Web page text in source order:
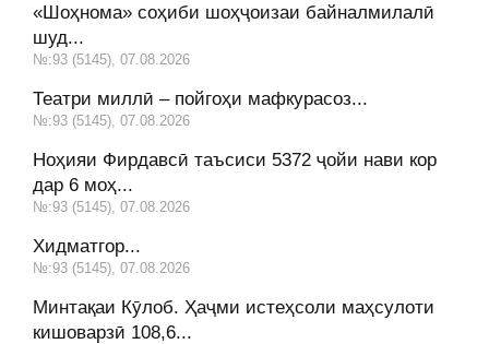
«Шоҳнома» соҳиби шоҳҷоизаи байналмилалӣ
шуд...
№:93 (5145), 07.08.2026
Театри миллӣ – пойгоҳи мафкурасоз...
№:93 (5145), 07.08.2026
Ноҳияи Фирдавсӣ таъсиси 5372 ҷойи нави кор
дар 6 моҳ...
№:93 (5145), 07.08.2026
Хидматгор...
№:93 (5145), 07.08.2026
Минтақаи Кӯлоб. Ҳаҷми истеҳсоли маҳсулоти
кишоварзӣ 108,6...